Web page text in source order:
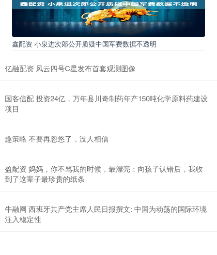
鑫配资 小泉进次郎公开质疑中国军费数据不透明
亿融配资 风云四号C星发布首套观测图像
国客信配 投资24亿，万年县川奇制药年产150吨化学原料药建设
项目
趣策略 不要再忽悠了，没人相信
盈配资 妈妈，你不骂我的时候，最漂亮：向孩子认错后，我收
到了这辈子最珍贵的纸条
牛融网 西班牙共产党主席人民日报撰文: 中国为动荡的国际环境
注入稳定性